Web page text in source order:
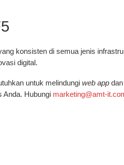
konsisten di semua jenis
digital.
untuk melindungi web app
Anda. Hubungi marketing@amt-